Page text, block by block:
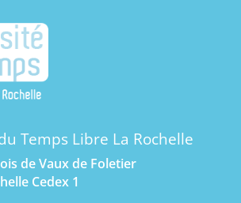
Temps Libre La Rochelle
de Vaux de Foletier
Cedex 1